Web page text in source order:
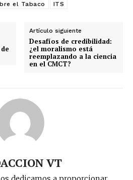
el Tabaco
ITS
Artículo siguiente
Desafíos de credibilidad:
¿el moralismo está
reemplazando a la ciencia
en el CMCT?
VT